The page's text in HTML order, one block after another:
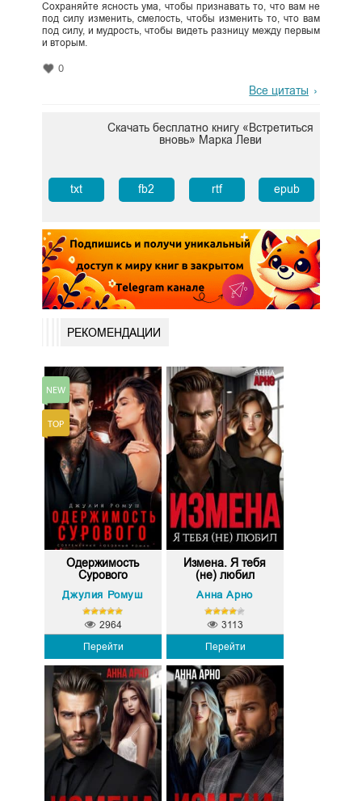
Сохраняйте ясность ума, чтобы признавать то, что вам не
под силу изменить, смелость, чтобы изменить то, что вам
под силу, и мудрость, чтобы видеть разницу между первым
и вторым.
0
Все цитаты
Скачать бесплатно книгу «Встретиться
вновь» Марка Леви
txt fb2 rtf epub
РЕКОМЕНДАЦИИ
Одержимость
Сурового
Джулия Ромуш
Перейти
2964
Измена. Я тебя
(не) любил
Анна Арно
Перейти
3113